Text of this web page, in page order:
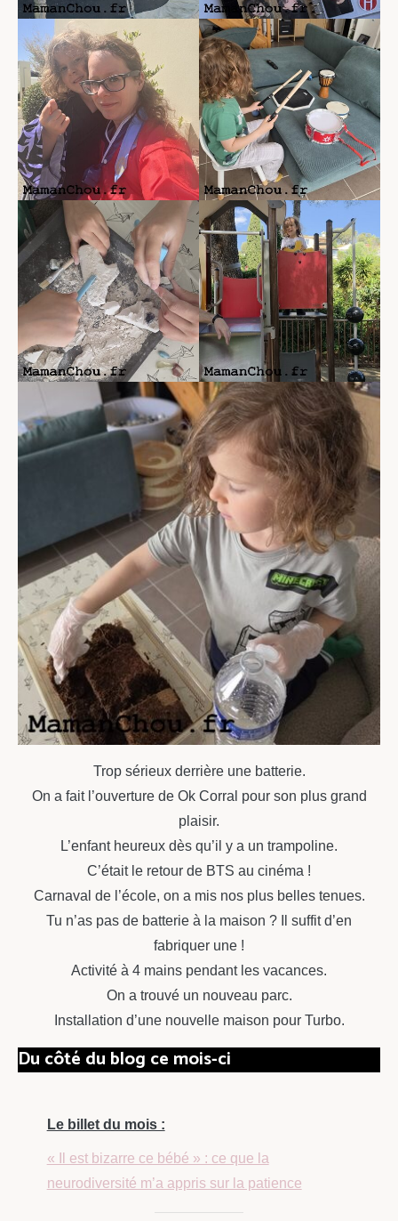
Trop sérieux derrière une batterie.
On a fait l’ouverture de Ok Corral pour son plus grand
plaisir.
L’enfant heureux dès qu’il y a un trampoline.
C’était le retour de BTS au cinéma !
Carnaval de l’école, on a mis nos plus belles tenues.
Tu n’as pas de batterie à la maison ? Il suffit d’en
fabriquer une !
Activité à 4 mains pendant les vacances.
On a trouvé un nouveau parc.
Installation d’une nouvelle maison pour Turbo.
Du côté du blog ce mois-ci
Le billet du mois :
« Il est bizarre ce bébé » : ce que la
neurodiversité m’a appris sur la patience